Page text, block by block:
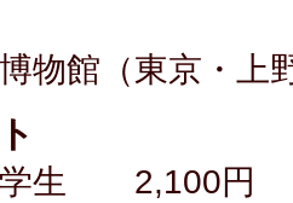
物館（東京・上
学生 2,100円